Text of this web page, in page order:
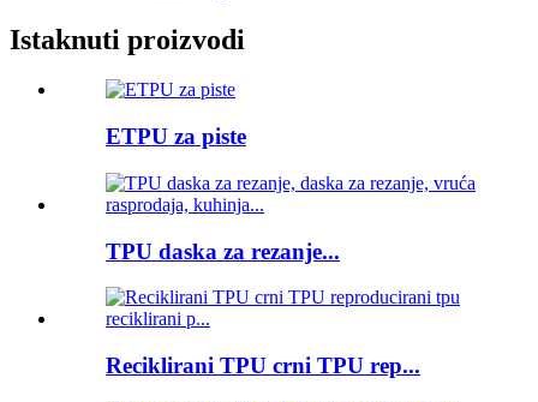
Istaknuti proizvodi
ETPU za piste
TPU daska za rezanje...
Reciklirani TPU crni TPU rep...